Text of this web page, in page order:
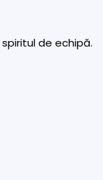
de echipă.